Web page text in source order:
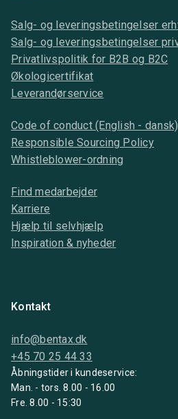
Salg- og leveringsbetingelser
Salg- og leveringsbetingelser
Privatlivspolitik for B2B og B2C
Økologicertifikat
Leverandørservice
Code of conduct (English - dansk)
Responsible Sourcing Policy
Whistleblower-ordning
Find medarbejder
Karriere
Hjælp til selvhjælp
Inspiration & nyheder
Kontakt
info@bentax.dk
+45 70 25 44 33
Åbningstider i kundeservice:
Man. - tors. 8.00 - 16.00
Fre. 8.00 - 15:30